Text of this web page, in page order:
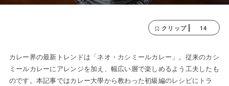
クリップ 14
カレー界の最新トレンドは「ネオ・カシミールカレー」。従来のカシ
ミールカレーにアレンジを加え、幅広い層で楽しめるよう工夫したも
のです。本記事ではカレー大學から教わった初級編のレシピにトラ